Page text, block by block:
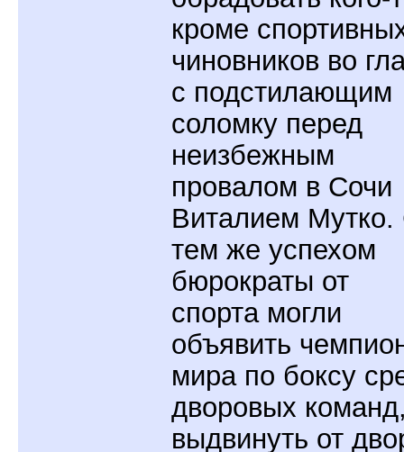
кроме
чиновников во
с подстилающим
соломку перед
неизбежным
провалом в Сочи
Виталием Мутко.
тем же успехом
бюрократы от
спорта могли
объявить
мира по боксу
дворовых
выдвинуть от